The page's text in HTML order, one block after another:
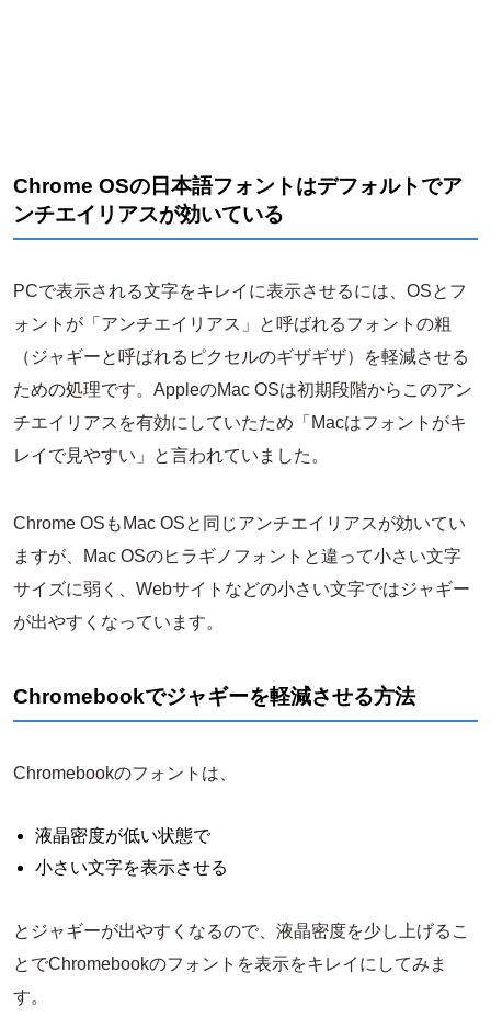
Chrome OSの日本語フォントはデフォルトでア
ンチエイリアスが効いている
PCで表示される文字をキレイに表示させるには、OSとフ
ォントが「アンチエイリアス」と呼ばれるフォントの粗
（ジャギーと呼ばれるピクセルのギザギザ）を軽減させる
ための処理です。AppleのMac OSは初期段階からこのアン
チエイリアスを有効にしていたため「Macはフォントがキ
レイで見やすい」と言われていました。
Chrome OSもMac OSと同じアンチエイリアスが効いてい
ますが、Mac OSのヒラギノフォントと違って小さい文字
サイズに弱く、Webサイトなどの小さい文字ではジャギー
が出やすくなっています。
Chromebookでジャギーを軽減させる方法
Chromebookのフォントは、
液晶密度が低い状態で
小さい文字を表示させる
とジャギーが出やすくなるので、液晶密度を少し上げるこ
とでChromebookのフォントを表示をキレイにしてみま
す。